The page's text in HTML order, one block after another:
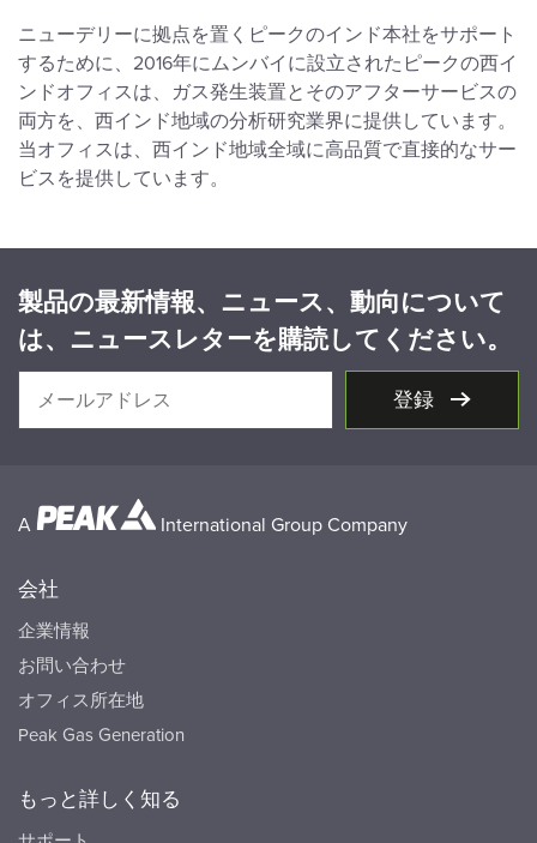
ニューデリーに拠点を置くピークのインド本社をサポート
するために、2016年にムンバイに設立されたピークの西イ
ンドオフィスは、ガス発生装置とそのアフターサービスの
両方を、西インド地域の分析研究業界に提供しています。
当オフィスは、西インド地域全域に高品質で直接的なサー
ビスを提供しています。
製品の最新情報、ニュース、動向について
は、ニュースレターを購読してください。
登録
A International Group Company
会社
企業情報
お問い合わせ
オフィス所在地
Peak Gas Generation
もっと詳しく知る